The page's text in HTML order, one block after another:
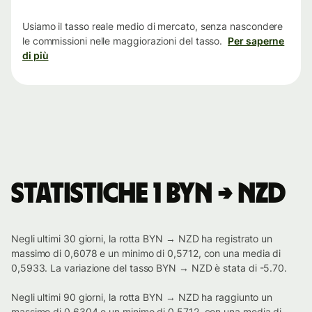
Usiamo il tasso reale medio di mercato, senza nascondere
le commissioni nelle maggiorazioni del tasso. Per saperne
di più
Statistiche 1 BYN → NZD
Negli ultimi 30 giorni, la rotta BYN → NZD ha registrato un
massimo di 0,6078 e un minimo di 0,5712, con una media di
0,5933. La variazione del tasso BYN → NZD è stata di -5.70.
Negli ultimi 90 giorni, la rotta BYN → NZD ha raggiunto un